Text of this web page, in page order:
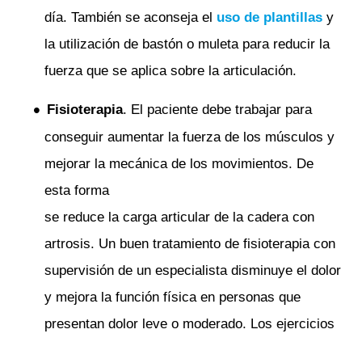
día. También se aconseja el uso de plantillas y
la utilización de bastón o muleta para reducir la
fuerza que se aplica sobre la articulación.
Fisioterapia. El paciente debe trabajar para
conseguir aumentar la fuerza de los músculos y
mejorar la mecánica de los movimientos. De
esta forma
se reduce la carga articular de la cadera con
artrosis. Un buen tratamiento de fisioterapia con
supervisión de un especialista disminuye el dolor
y mejora la función física en personas que
presentan dolor leve o moderado. Los ejercicios